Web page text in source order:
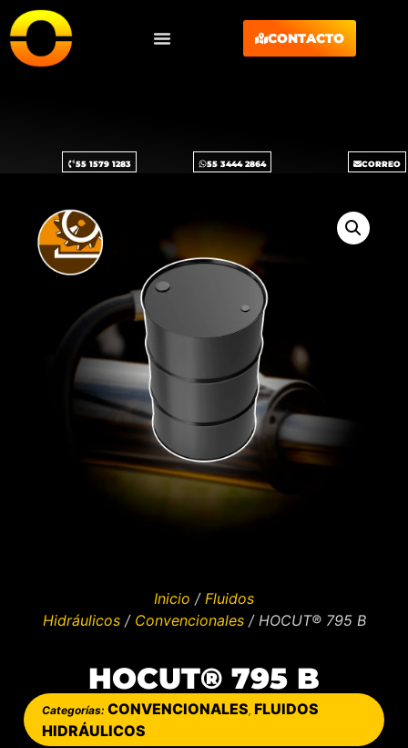
CONTACTO
55 1579 1283 55 3444 2864 CORREO
Inicio / Fluidos
Hidráulicos/ Convencionales/ HOCUT® 795 B
HOCUT® 795 B
Categorías: CONVENCIONALES, FLUIDOS
HIDRÁULICOS